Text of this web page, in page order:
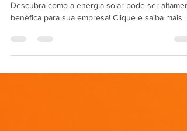
Aumente a eficiência e reduza
custos da sua empresa com
energia solar
benéfica para sua empresa! Clique e saiba mais.